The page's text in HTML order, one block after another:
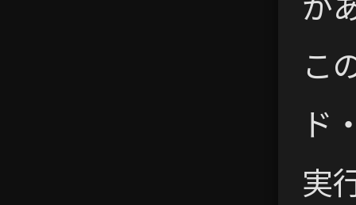
こ
ド
実